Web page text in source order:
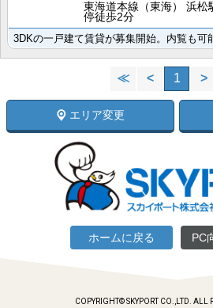
東海道本線（東海） 浜松
停徒歩2分
≪ < 1 >
エリア変更
ホームに戻る PC
COPYRIGHT© SKYPORT CO.,LTD. ALL